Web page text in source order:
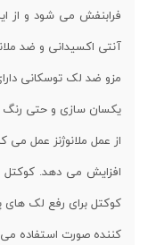
فرابنفش می شود و از
آنتی اکسیدانی و ضد
مزو ضد لک توسکانی
یکسان سازی و حتی
از عمل ملانوژنز عمل می
افزایش می دهد. کوکتل
کوکتل برای رفع لک
کننده صورت استفاده